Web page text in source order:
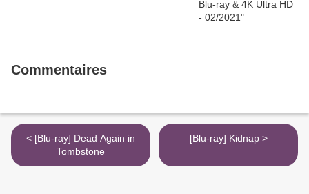
Commentaires
< [Blu-ray] Dead Again in
Tombstone
[Blu-ray] Kidnap >